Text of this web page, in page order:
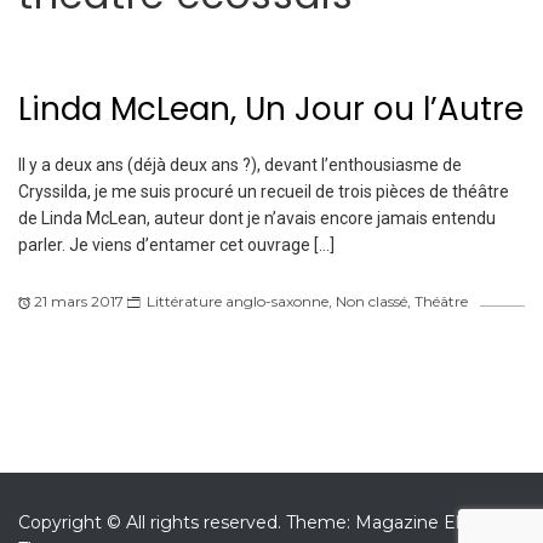
Linda McLean, Un Jour ou l’Autre
Il y a deux ans (déjà deux ans ?), devant l’enthousiasme de
Cryssilda, je me suis procuré un recueil de trois pièces de théâtre
de Linda McLean, auteur dont je n’avais encore jamais entendu
parler. Je viens d’entamer cet ouvrage […]
21 mars 2017 Littérature anglo-saxonne Non classé Théâtre
Copyright © All rights reserved. Theme: Magazine Elite by